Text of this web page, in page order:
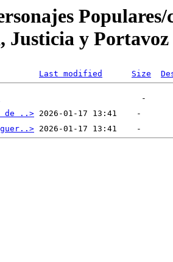
Justicia y
Last modified Size
de ..>